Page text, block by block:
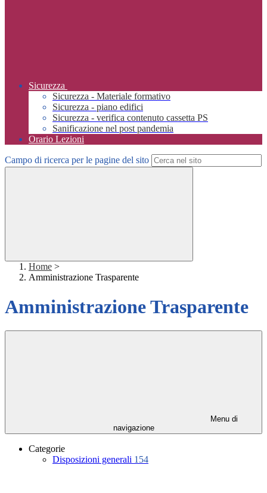
Sicurezza
Sicurezza - Materiale formativo
Sicurezza - piano edifici
Sicurezza - verifica contenuto cassetta PS
Sanificazione nel post pandemia
Orario Lezioni
Campo di ricerca per le pagine del sito
Home >
Amministrazione Trasparente
Amministrazione Trasparente
Menu di
navigazione
Categorie
Disposizioni generali 154